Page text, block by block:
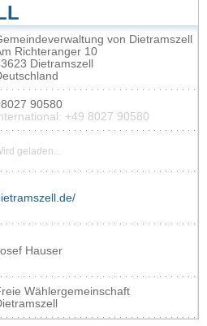
von Dietramszell
Richteranger 10
Dietramszell
90580
+49 8027 90580
geladen...
Hauser
Wählergemeinschaft